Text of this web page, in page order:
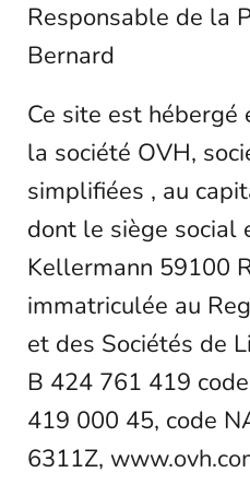
Responsable de la
Bernard
Ce site est hébergé
la société OVH,
simplifiées , au
dont le siège social
Kellermann 59100
immatriculée au
et des Sociétés de
B 424 761 419
419 000 45, code
6311Z,